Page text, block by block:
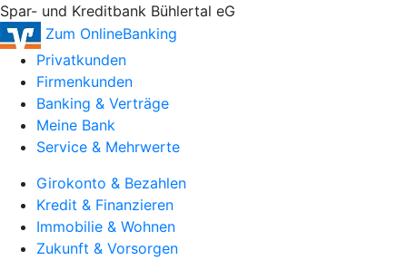
Spar- und Kreditbank Bühlertal eG
Zum OnlineBanking
Privatkunden
Firmenkunden
Banking & Verträge
Meine Bank
Service & Mehrwerte
Girokonto & Bezahlen
Kredit & Finanzieren
Immobilie & Wohnen
Zukunft & Vorsorgen